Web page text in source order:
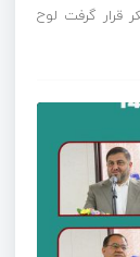
قرار گرفت لوح